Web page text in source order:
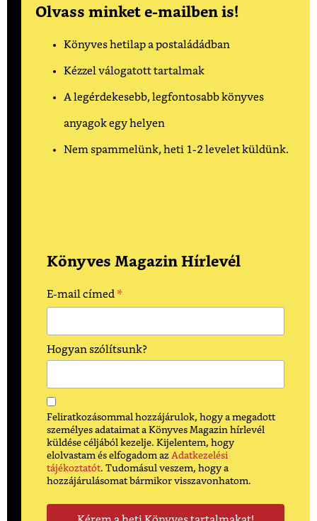
Olvass minket e-mailben is!
Könyves hetilap a postaládádban
Kézzel válogatott tartalmak
A legérdekesebb, legfontosabb könyves
anyagok egy helyen
Nem spammelünk, heti 1-2 levelet küldünk.
Könyves Magazin Hírlevél
E-mail címed *
Hogyan szólítsunk?
Feliratkozásommal hozzájárulok, hogy a megadott
személyes adataimat a Könyves Magazin hírlevél
küldése céljából kezelje. Kijelentem, hogy
elolvastam és elfogadom az Adatkezelési
tájékoztatót. Tudomásul veszem, hogy a
hozzájárulásomat bármikor visszavonhatom.